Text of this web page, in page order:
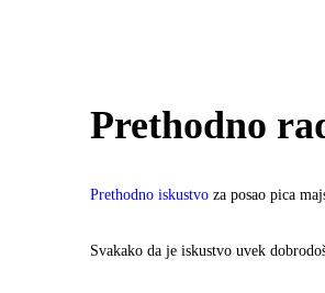
Prethodno
Prethodno iskustvo za posao pica
Svakako da je iskustvo uvek